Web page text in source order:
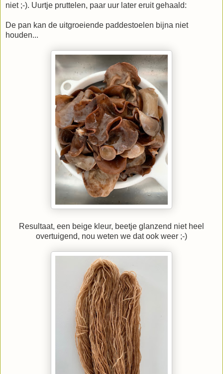
niet ;-). Uurtje pruttelen, paar uur later eruit gehaald:
De pan kan de uitgroeiende paddestoelen bijna niet
houden...
Resultaat, een beige kleur, beetje glanzend niet heel
overtuigend, nou weten we dat ook weer ;-)